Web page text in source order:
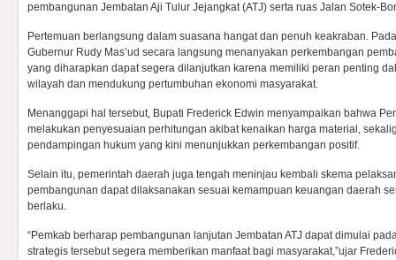
pembangunan Jembatan Aji Tulur Jejangkat (ATJ) serta ruas Jalan Sotek-
Pertemuan berlangsung dalam suasana hangat dan penuh keakraban.
Gubernur Rudy Mas’ud secara langsung menanyakan perkembangan
yang diharapkan dapat segera dilanjutkan karena memiliki peran penting
wilayah dan mendukung pertumbuhan ekonomi masyarakat.
Menanggapi hal tersebut, Bupati Frederick Edwin menyampaikan bahwa
melakukan penyesuaian perhitungan akibat kenaikan harga material,
pendampingan hukum yang kini menunjukkan perkembangan positif.
Selain itu, pemerintah daerah juga tengah meninjau kembali skema
pembangunan dapat dilaksanakan sesuai kemampuan keuangan daerah
berlaku.
“Pemkab berharap pembangunan lanjutan Jembatan ATJ dapat dimulai
strategis tersebut segera memberikan manfaat bagi masyarakat,”ujar